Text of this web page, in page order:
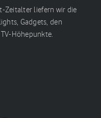
Zeitalter liefern wir die
Gadgets, den
Höhepunkte.